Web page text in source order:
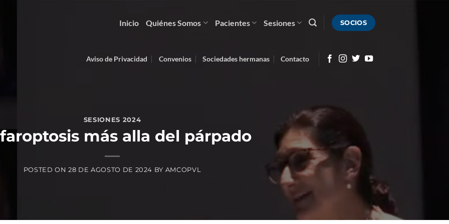
Inicio Quiénes Somos Pacientes Sesiones SOCIOS
Aviso de Privacidad Convenios Sociedades hermanas Contacto
SESIONES 2024
más alla del párpado
POSTED ON28 DE AGOSTO DE 2024 BY AMCOPVL